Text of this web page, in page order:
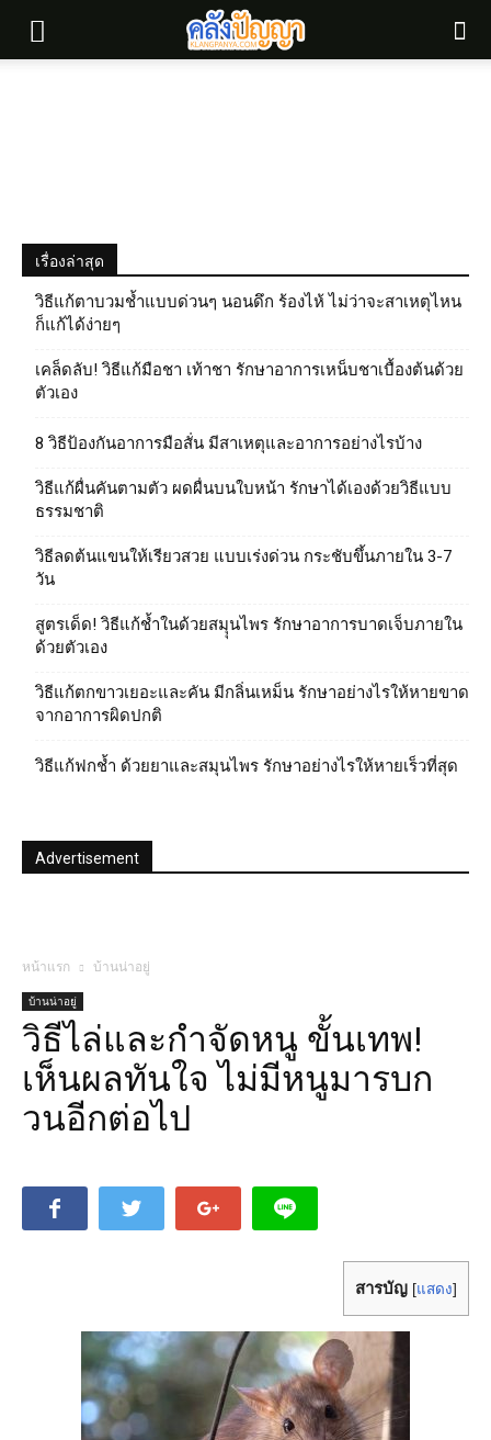
หน้าแรก บ้านน่าอยู่
บ้านน่าอยู่
วิธีไล่และกําจัดหนู ขั้นเทพ!
เห็นผลทันใจ ไม่มีหนูมารบก
วนอีกต่อไป
สารบัญ [แสดง]
เรื่องล่าสุด
วิธีแก้ตาบวมช้ำแบบด่วนๆ นอนดึก ร้องไห้ ไม่ว่าจะสาเหตุไหน
ก็แก้ได้ง่ายๆ
เคล็ดลับ! วิธีแก้มือชา เท้าชา รักษาอาการเหน็บชาเบื้องต้นด้วย
ตัวเอง
8 วิธีป้องกันอาการมือสั่น มีสาเหตุและอาการอย่างไรบ้าง
วิธีแก้ผื่นคันตามตัว ผดผื่นบนใบหน้า รักษาได้เองด้วยวิธีแบบ
ธรรมชาติ
วิธีลดต้นแขนให้เรียวสวย แบบเร่งด่วน กระชับขึ้นภายใน 3-7
วัน
สูตรเด็ด! วิธีแก้ช้ำในด้วยสมุุนไพร รักษาอาการบาดเจ็บภายใน
ด้วยตัวเอง
วิธีแก้ตกขาวเยอะและคัน มีกลิ่นเหม็น รักษาอย่างไรให้หายขาด
จากอาการผิดปกติ
วิธีแก้ฟกช้ำ ด้วยยาและสมุนไพร รักษาอย่างไรให้หายเร็วที่สุด
Advertisement